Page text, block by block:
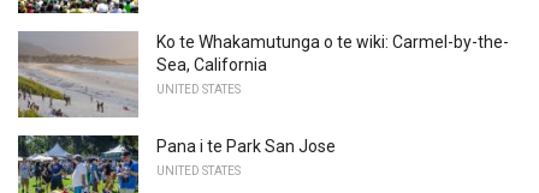
Ko te Whakamutunga o te wiki: Carmel-by-the-
Sea, California
UNITED STATES
Pana i te Park San Jose
UNITED STATES